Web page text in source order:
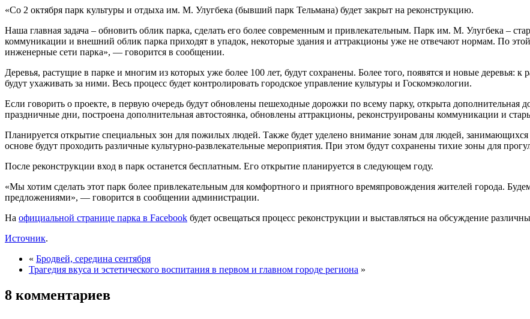
«Со 2 октября парк культуры и отдыха им. М. Улугбека (бывший парк Тельмана) будет закрыт на реконструкцию.
Наша главная задача – обновить облик парка, сделать его более современным и привлекательным. Парк им. М. Улугбека –
коммуникации и внешний облик парка приходят в упадок, некоторые здания и аттракционы уже не отвечают нормам. По
инженерные сети парка», — говорится в сообщении.
Деревья, растущие в парке и многим из которых уже более 100 лет, будут сохранены. Более того, появятся и новые деревья:
будут ухаживать за ними. Весь процесс будет контролировать городское управление культуры и Госкомэкологии.
Если говорить о проекте, в первую очередь будут обновлены пешеходные дорожки по всему парку, открыта дополнительная
праздничные дни, построена дополнительная автостоянка, обновлены аттракционы, реконструированы коммуникации и
Планируется открытие специальных зон для пожилых людей. Также будет уделено внимание зонам для людей,
основе будут проходить различные культурно-развлекательные мероприятия. При этом будут сохранены тихие зоны для
После реконструкции вход в парк останется бесплатным. Его открытие планируется в следующем году.
«Мы хотим сделать этот парк более привлекательным для комфортного и приятного времяпровождения жителей города.
предложениями», — говорится в сообщении администрации.
На официальной странице парка в Facebook будет освещаться процесс реконструкции и выставляться на обсуждение
Источник.
« Бродвей, середина сентября
Трагедия вкуса и эстетического воспитания в первом и главном городе региона »
8 комментариев